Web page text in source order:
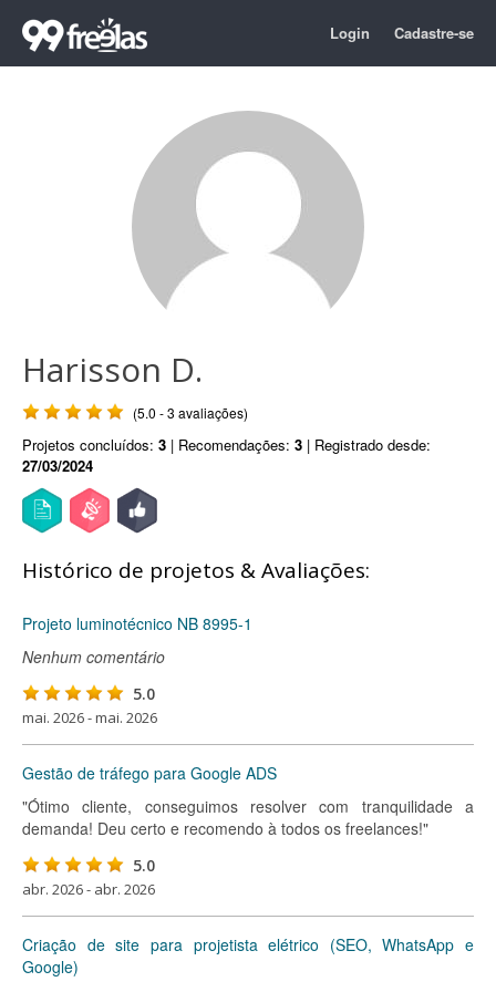
Login Cadastre-se
Harisson D.
(5.0 - 3 avaliações)
Projetos concluídos: 3 | Recomendações: 3 | Registrado desde:
27/03/2024
Histórico de projetos & Avaliações:
Projeto luminotécnico NB 8995-1
Nenhum comentário
5.0
mai. 2026 - mai. 2026
Gestão de tráfego para Google ADS
"Ótimo cliente, conseguimos resolver com tranquilidade a
demanda! Deu certo e recomendo à todos os freelances!"
5.0
abr. 2026 - abr. 2026
Criação de site para projetista elétrico (SEO, WhatsApp e
Google)